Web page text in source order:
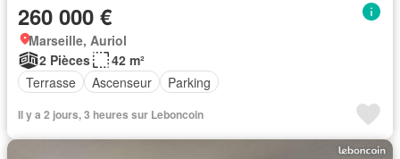
260 000 €
Marseille, Auriol
2 Pièces
42 m²
Terrasse
Ascenseur Parking
Il y a 2 jours, 3 heures sur Leboncoin